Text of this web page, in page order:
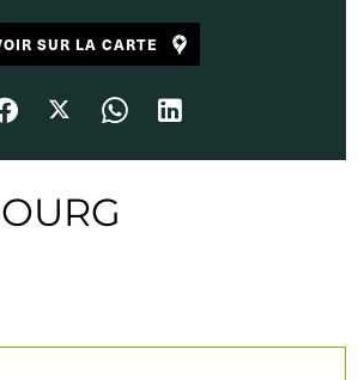
SUR LA CARTE